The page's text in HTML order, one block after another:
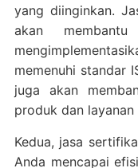
yang diinginkan.
akan
memenuhi standar
juga akan
produk dan layanan
Kedua, jasa
Anda mencapai